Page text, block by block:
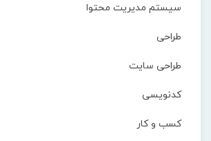
سیستم مدیریت محتوا
طراحی
طراحی سایت
کدنویسی
کسب و کار